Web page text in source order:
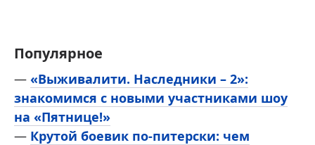
Популярное
— «Выживалити. Наследники – 2»:
знакомимся с новыми участниками шоу
на «Пятнице!»
— Крутой боевик по-питерски: чем